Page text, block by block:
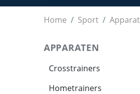
Home Sport
Pulley systeem –
APPARATEN
Crosstrainers
Hometrainers